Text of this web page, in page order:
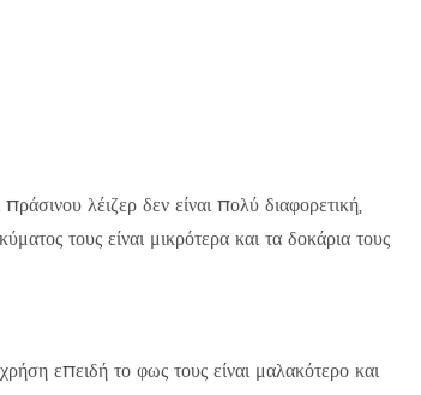
λέιζερ δεν είναι πολύ διαφορετική,
τους είναι μικρότερα και τα δοκάρια τους
επειδή το φως τους είναι μαλακότερο και